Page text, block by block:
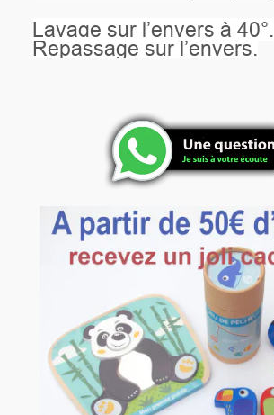
Lavage sur l’envers à 40°.
Repassage sur l’envers.